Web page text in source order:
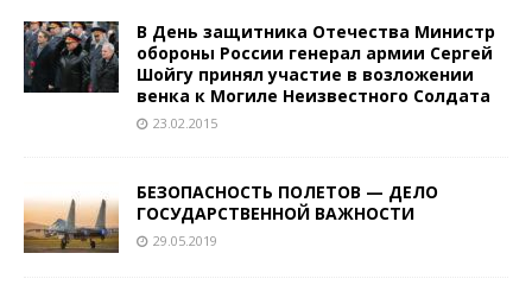
В День защитника Отечества Министр
обороны России генерал армии Сергей
Шойгу принял участие в возложении
венка к Могиле Неизвестного Солдата
23.02.2015
БЕЗОПАСНОСТЬ ПОЛЕТОВ — ДЕЛО
ГОСУДАРСТВЕННОЙ ВАЖНОСТИ
29.05.2019